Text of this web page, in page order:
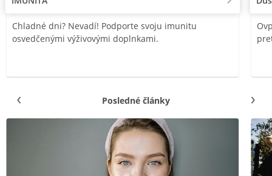
Chladné dni? Nevadí! Podporte svoju imunitu
osvedčenými výživovými doplnkami.
Posledné články